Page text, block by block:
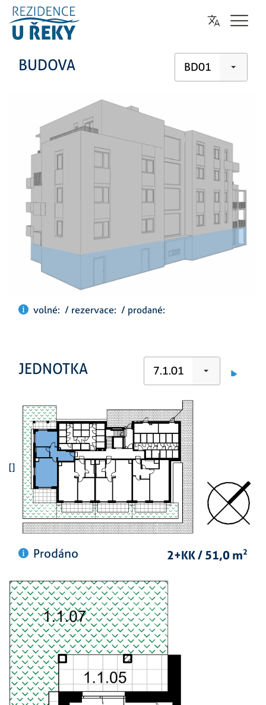
BUDOVA BD01
volné: / rezervace: / prodané:
JEDNOTKA 7.1.01
[]
Prodáno 2+KK / 51,0 m2